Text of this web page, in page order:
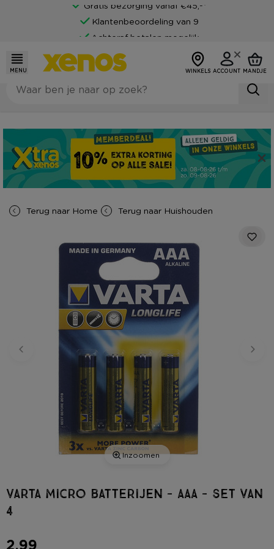
Gratis bezorging vanaf €45,-*
Klantenbeoordeling van 9
Achteraf betalen mogelijk
MENU WINKELS ACCOUNT MANDJE
Terug naar Home Terug naar Huishouden
Inzoomen
Varta Micro batterijen - AAA - set van
4
2,99